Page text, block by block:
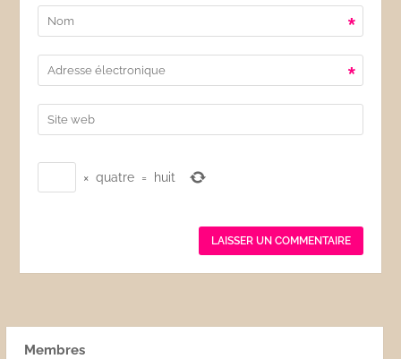
*
*
× quatre = huit
Membres